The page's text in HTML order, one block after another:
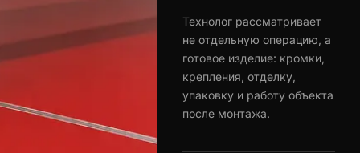
Технолог рассматривает
не отдельную операцию, а
готовое изделие: кромки,
крепления, отделку,
упаковку и работу объекта
после монтажа.